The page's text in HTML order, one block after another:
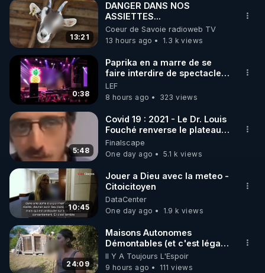
🌱 INSTAGRAM
https://www.instagram.com/rdlr_thierrycasasnovas/
http://rgnr.li/instagram
🌱 LA NEWSLETTER
Pour ne pas rater l’actualité RGNR (stages,
http://rgnr.li/news
🌱 VIDÉOS NON CENSURÉES SUR ODYSEE
Toutes les vidéos Youtube sont aussi sur la
http://rgnr.li/odysee
🌱 LES STAGES EN PRÉSENTIEL
http://rgnr.li/stages
13:21
DANGER DANS NOS
ASSIETTES...
Coeur de Savoie radioweb TV
13 hours ago
1.3 k views
0:38
Paprika en a marre de se
faire interdire de spectacle.
Elle décide donc de devenir
DJ !
LEF
8 hours ago
323 views
5:48
Covid 19 : 2021 - Le Dr. Louis
Fouché renverse le plateau
de CNews !
Finalscape
One day ago
5.1 k views
10:45
Jouer a Dieu avec la meteo -
Citoicitoyen
DataCenter
One day ago
1.9 k views
24:09
Maisons Autonomes
Démontables (et c'est légal).
Visite éco village en
Bretagne
Il Y A Toujours L'Espoir
9 hours ago
111 views